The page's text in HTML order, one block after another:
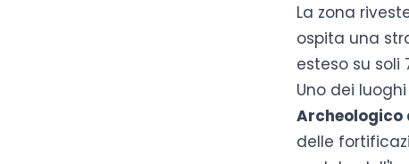
La zona
ospita una
esteso su soli
Uno dei
Archeologico
delle